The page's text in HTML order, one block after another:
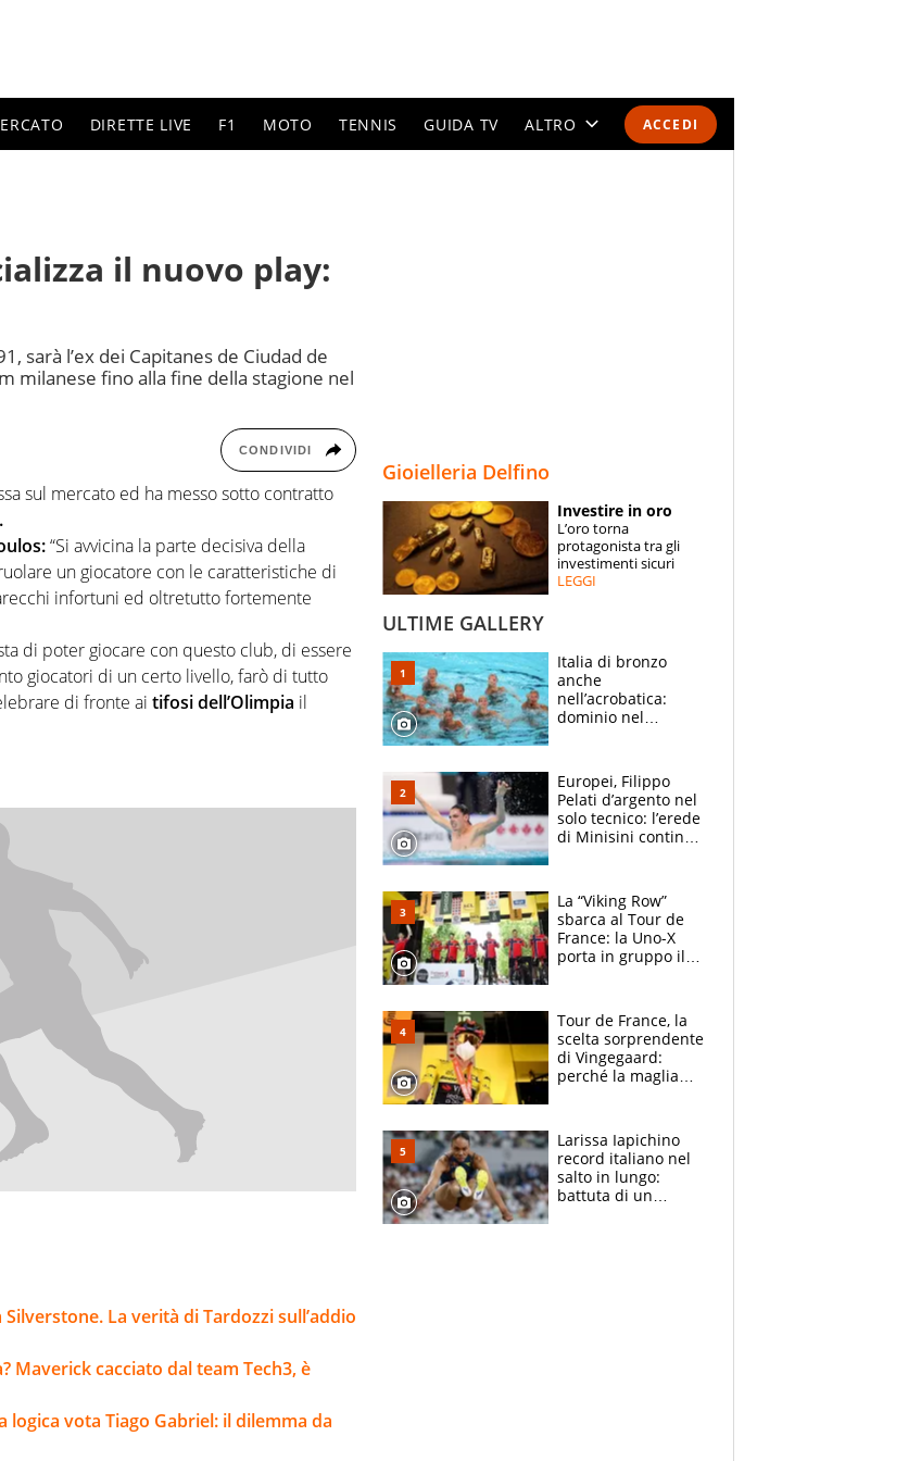
ACCEDI
DIRETTE LIVE F1 MOTO TENNIS GUIDA TV ALTRO
SPECIALI
ESPERTI
il nuovo play:
sarà l’ex dei Capitanes de Ciudad de
milanese fino alla fine della stagione nel
CONDIVIDI
sul mercato ed ha messo sotto contratto
“Si avvicina la parte decisiva della
un giocatore con le caratteristiche di
infortuni ed oltretutto fortemente
di poter giocare con questo club, di essere
giocatori di un certo livello, farò di tutto
di fronte ai tifosi dell’Olimpia il
La verità di Tardozzi sull’addio
Maverick cacciato dal team Tech3, è
vota Tiago Gabriel: il dilemma da
Gioielleria Delfino
Investire in oro
L’oro torna
protagonista tra gli
investimenti sicuri
LEGGI
ULTIME GALLERY
Italia di bronzo
anche
nell’acrobatica:
dominio nel
e compagni
continuare
Europei, Filippo
Pelati d’argento nel
solo tecnico: l’erede
di Minisini continua
mirino
La “Viking Row”
sbarca al Tour de
France: la Uno-X
porta in gruppo il
compagni
Tour de France, la
scelta sorprendente
di Vingegaard:
perché la maglia
rischio da evitare
Larissa Iapichino
record italiano nel
salto in lungo:
battuta di un